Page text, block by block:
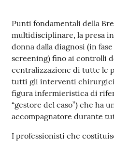
Punti fondamentali della
multidisciplinare, la presa
donna dalla diagnosi (in
screening) fino ai controlli
centralizzazione di tutte le
tutti gli interventi chirurgici
figura infermieristica di
“gestore del caso”) che ha
accompagnatore durante
I professionisti che